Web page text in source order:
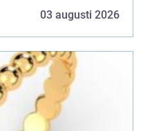
03 augusti 2026